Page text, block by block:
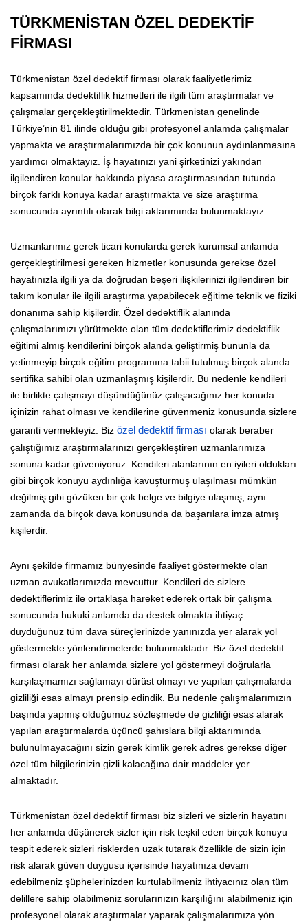
TÜRKMENİSTAN ÖZEL DEDEKTİF
FİRMASI
Türkmenistan özel dedektif firması olarak faaliyetlerimiz
kapsamında dedektiflik hizmetleri ile ilgili tüm araştırmalar ve
çalışmalar gerçekleştirilmektedir. Türkmenistan genelinde
Türkiye’nin 81 ilinde olduğu gibi profesyonel anlamda çalışmalar
yapmakta ve araştırmalarımızda bir çok konunun aydınlanmasına
yardımcı olmaktayız. İş hayatınızı yani şirketinizi yakından
ilgilendiren konular hakkında piyasa araştırmasından tutunda
birçok farklı konuya kadar araştırmakta ve size araştırma
sonucunda ayrıntılı olarak bilgi aktarımında bulunmaktayız.
Uzmanlarımız gerek ticari konularda gerek kurumsal anlamda
gerçekleştirilmesi gereken hizmetler konusunda gerekse özel
hayatınızla ilgili ya da doğrudan beşeri ilişkilerinizi ilgilendiren bir
takım konular ile ilgili araştırma yapabilecek eğitime teknik ve fiziki
donanıma sahip kişilerdir. Özel dedektiflik alanında
çalışmalarımızı yürütmekte olan tüm dedektiflerimiz dedektiflik
eğitimi almış kendilerini birçok alanda geliştirmiş bununla da
yetinmeyip birçok eğitim programına tabii tutulmuş birçok alanda
sertifika sahibi olan uzmanlaşmış kişilerdir. Bu nedenle kendileri
ile birlikte çalışmayı düşündüğünüz çalışacağınız her konuda
içinizin rahat olması ve kendilerine güvenmeniz konusunda sizlere
garanti vermekteyiz. Biz özel dedektif firması olarak beraber
çalıştığımız araştırmalarınızı gerçekleştiren uzmanlarımıza
sonuna kadar güveniyoruz. Kendileri alanlarının en iyileri oldukları
gibi birçok konuyu aydınlığa kavuşturmuş ulaşılması mümkün
değilmiş gibi gözüken bir çok belge ve bilgiye ulaşmış, aynı
zamanda da birçok dava konusunda da başarılara imza atmış
kişilerdir.
Aynı şekilde firmamız bünyesinde faaliyet göstermekte olan
uzman avukatlarımızda mevcuttur. Kendileri de sizlere
dedektiflerimiz ile ortaklaşa hareket ederek ortak bir çalışma
sonucunda hukuki anlamda da destek olmakta ihtiyaç
duyduğunuz tüm dava süreçlerinizde yanınızda yer alarak yol
göstermekte yönlendirmelerde bulunmaktadır. Biz özel dedektif
firması olarak her anlamda sizlere yol göstermeyi doğrularla
karşılaşmamızı sağlamayı dürüst olmayı ve yapılan çalışmalarda
gizliliği esas almayı prensip edindik. Bu nedenle çalışmalarımızın
başında yapmış olduğumuz sözleşmede de gizliliği esas alarak
yapılan araştırmalarda üçüncü şahıslara bilgi aktarımında
bulunulmayacağını sizin gerek kimlik gerek adres gerekse diğer
özel tüm bilgilerinizin gizli kalacağına dair maddeler yer
almaktadır.
Türkmenistan özel dedektif firması biz sizleri ve sizlerin hayatını
her anlamda düşünerek sizler için risk teşkil eden birçok konuyu
tespit ederek sizleri risklerden uzak tutarak özellikle de sizin için
risk alarak güven duygusu içerisinde hayatınıza devam
edebilmeniz şüphelerinizden kurtulabilmeniz ihtiyacınız olan tüm
delillere sahip olabilmeniz sorularınızın karşılığını alabilmeniz için
profesyonel olarak araştırmalar yaparak çalışmalarımıza yön